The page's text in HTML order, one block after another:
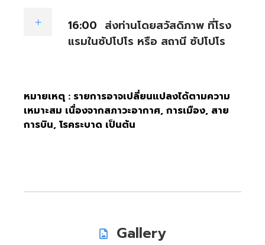
16:00 ส่งท่านโดยสวัสดิภาพ ที่โรง
แรมในซัปโปโร หรือ สถานี ซัปโปโร
หมายเหตุ : รายการอาจเปลี่ยนแปลงได้ตามความ
เหมาะสม เนื่องจากสภาวะอากาศ, การเมือง, สาย
การบิน, โรคระบาด เป็นต้น
Gallery